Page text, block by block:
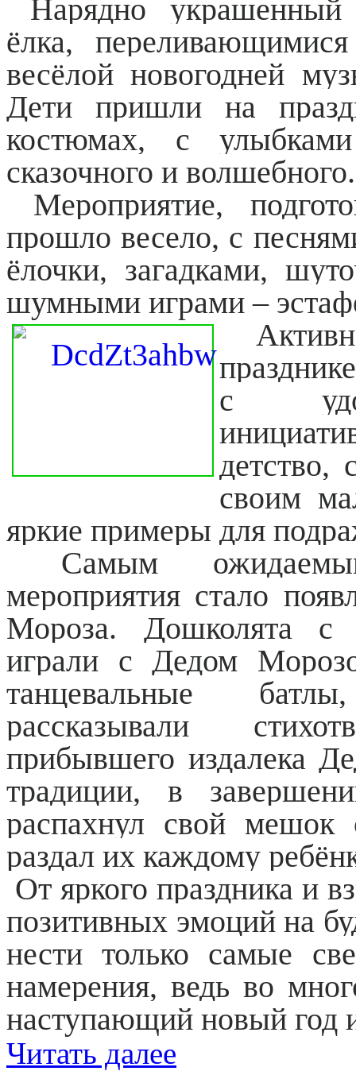
Нарядно украшенный
ёлка,
весёлой новогодней
Дети пришли на
костюмах, с
сказочного и волшебного.
Мероприятие,
прошло весело, с
ёлочки, загадками,
шумными играми –
с
детство,
своим
яркие примеры для
Самым
мероприятия стало
Мороза. Дошколята с
играли с Дедом
танцевальные
рассказывали
прибывшего издалека
традиции, в
распахнул свой мешок
раздал их каждому
От яркого праздника и
позитивных эмоций на
нести только самые
намерения, ведь во
наступающий новый год
Читать далее